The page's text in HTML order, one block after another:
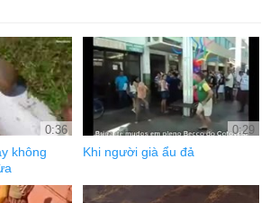
0:36
không
0:29
Khi người già ẩu đả